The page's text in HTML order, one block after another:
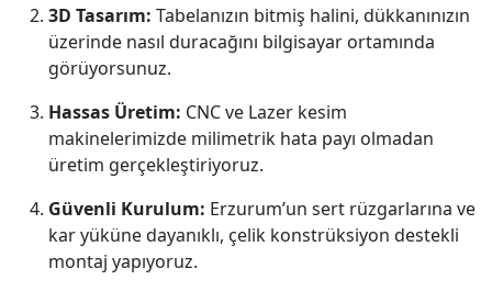
3D Tasarım: Tabelanızın bitmiş halini, dükkanınızın
üzerinde nasıl duracağını bilgisayar ortamında
görüyorsunuz.
Hassas Üretim: CNC ve Lazer kesim
makinelerimizde milimetrik hata payı olmadan
üretim gerçekleştiriyoruz.
Güvenli Kurulum: Erzurum’un sert rüzgarlarına ve
kar yüküne dayanıklı, çelik konstrüksiyon destekli
montaj yapıyoruz.